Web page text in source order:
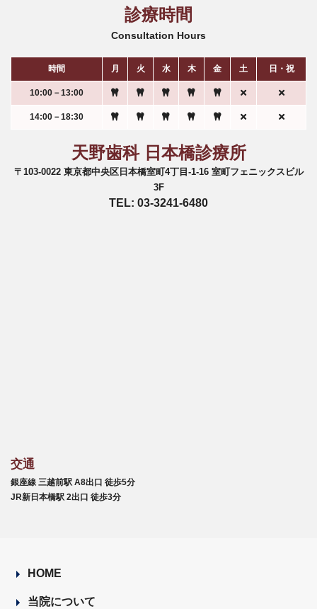
診療時間
Consultation Hours
時間 月 火 水 木 金 土 日・祝
10:00－13:00
14:00－18:30
天野歯科 日本橋診療所
〒103-0022 東京都中央区日本橋室町4丁目-1-16 室町フェニックスビル
3F
TEL: 03-3241-6480
交通
銀座線 三越前駅 A8出口 徒歩5分
JR新日本橋駅 2出口 徒歩3分
HOME
当院について